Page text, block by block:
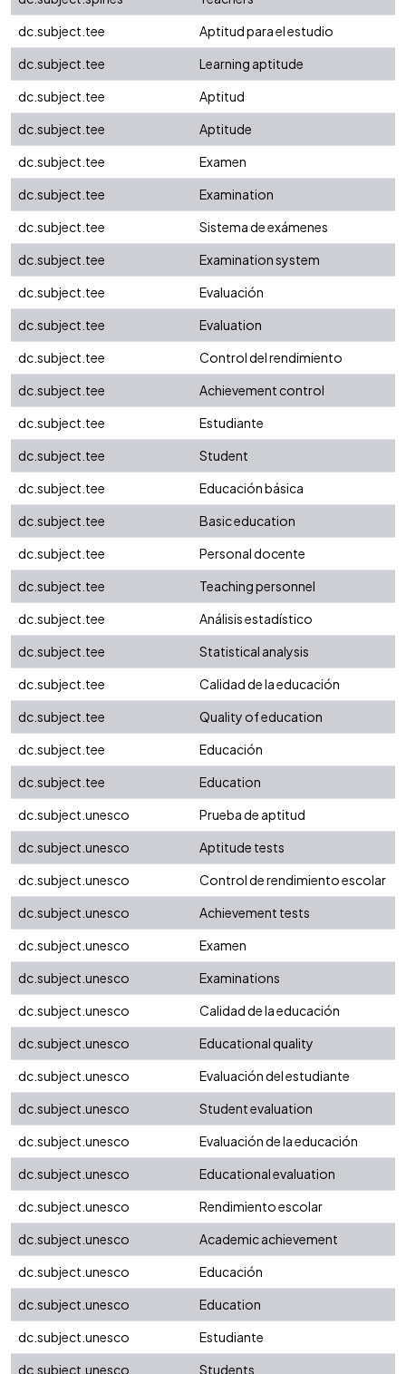
dc.subject.tee
Aptitud para el estudio
dc.subject.tee
Learning aptitude
dc.subject.tee
Aptitud
dc.subject.tee
Aptitude
dc.subject.tee
Examen
dc.subject.tee
Examination
dc.subject.tee
Sistema de exámenes
dc.subject.tee
Examination system
dc.subject.tee
Evaluación
dc.subject.tee
Evaluation
dc.subject.tee
Control del rendimiento
dc.subject.tee
Achievement control
dc.subject.tee
Estudiante
dc.subject.tee
Student
dc.subject.tee
Educación básica
dc.subject.tee
Basic education
dc.subject.tee
Personal docente
dc.subject.tee
Teaching personnel
dc.subject.tee
Análisis estadístico
dc.subject.tee
Statistical analysis
dc.subject.tee
Calidad de la educación
dc.subject.tee
Quality of education
dc.subject.tee
Educación
dc.subject.tee
Education
dc.subject.unesco
Prueba de aptitud
dc.subject.unesco
Aptitude tests
dc.subject.unesco
Control de rendimiento escolar
dc.subject.unesco
Achievement tests
dc.subject.unesco
Examen
dc.subject.unesco
Examinations
dc.subject.unesco
Calidad de la educación
dc.subject.unesco
Educational quality
dc.subject.unesco
Evaluación del estudiante
dc.subject.unesco
Student evaluation
dc.subject.unesco
Evaluación de la educación
dc.subject.unesco
Educational evaluation
dc.subject.unesco
Rendimiento escolar
dc.subject.unesco
Academic achievement
dc.subject.unesco
Educación
dc.subject.unesco
Education
dc.subject.unesco
Estudiante
dc.subject.unesco
Students